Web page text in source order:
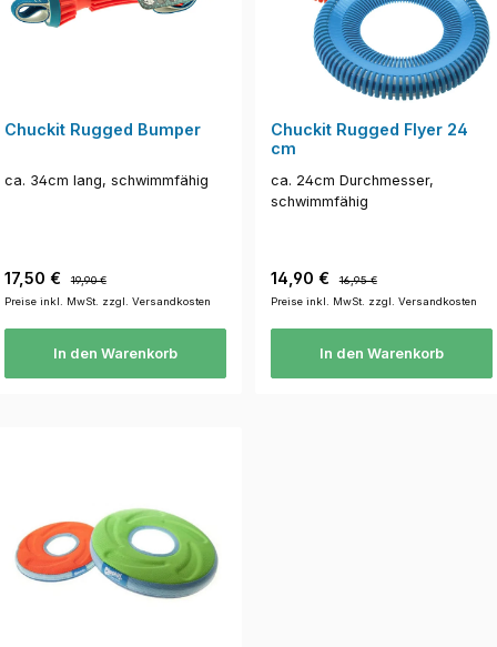
Chuckit Rugged Bumper
ca. 34cm lang, schwimmfähig
Verkaufspreis:
17,50 €
19,90 €
Preise inkl. MwSt. zzgl. Versandkosten
In den Warenkorb
Chuckit Rugged Flyer 24
cm
ca. 24cm Durchmesser,
schwimmfähig
Verkaufspreis:
14,90 €
16,95 €
Preise inkl. MwSt. zzgl. Versandkosten
In den Warenkorb